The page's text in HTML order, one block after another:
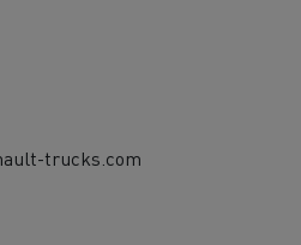
trucks.com